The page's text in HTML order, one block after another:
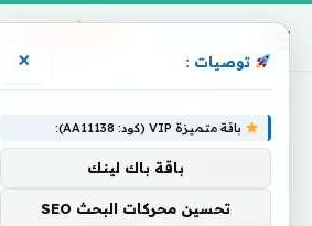
توصيات : ×
باقة متميزة VIP (كود: AA11138):
باقة باك لينك
تحسين محركات البحث SEO